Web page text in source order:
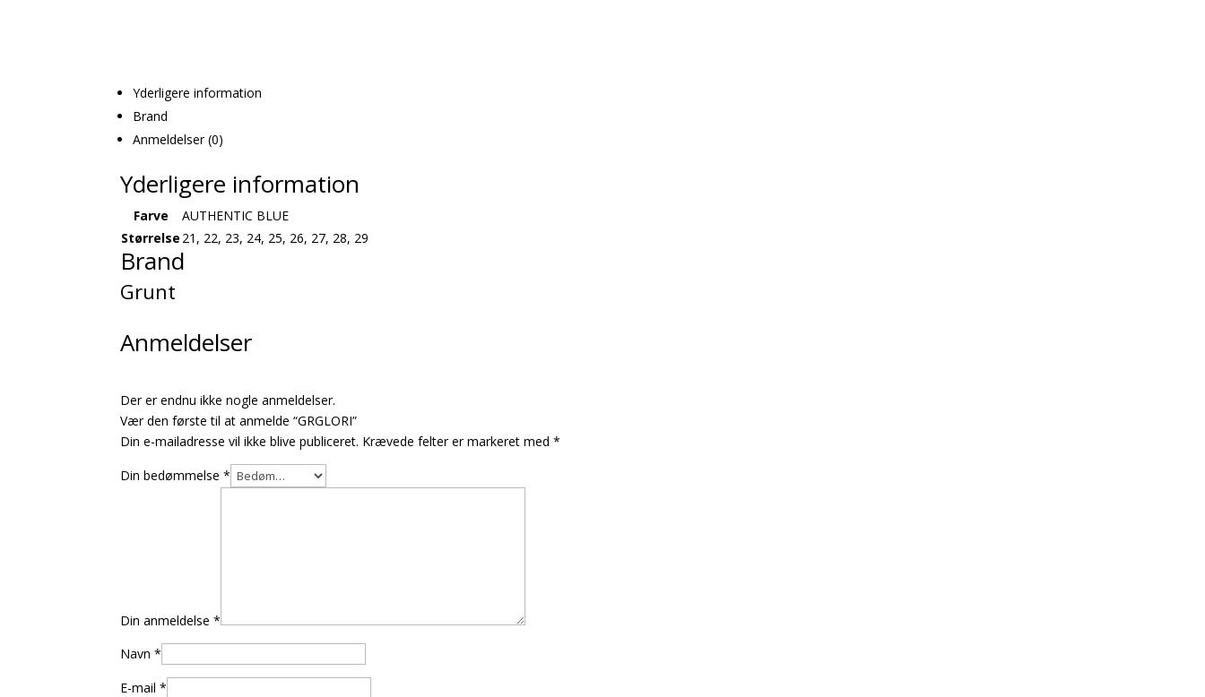
Yderligere information
Brand
Anmeldelser (0)
Yderligere information
Farve
AUTHENTIC BLUE
Størrelse 21, 22, 23, 24, 25, 26, 27, 28, 29
Brand
Grunt
Anmeldelser
Der er endnu ikke nogle anmeldelser.
Vær den første til at anmelde “GRGLORI”
Din e-mailadresse vil ikke blive publiceret. Krævede felter er markeret med*
Din bedømmelse*
Din anmeldelse*
Navn*
E-mail*